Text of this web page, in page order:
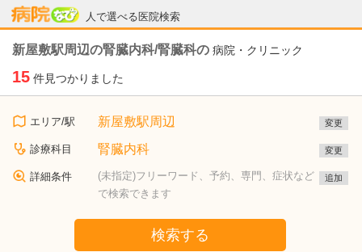
人で選べる医院検索
病院なび
新屋敷駅周辺の腎臓内科/腎臓科の 病院・クリニック
15 件見つかりました
エリア/駅 新屋敷駅周辺 変更
診療科目 腎臓内科 変更
詳細条件
(未指定)フリーワード、予約、専門、症状など
で検索できます
追加
検索する